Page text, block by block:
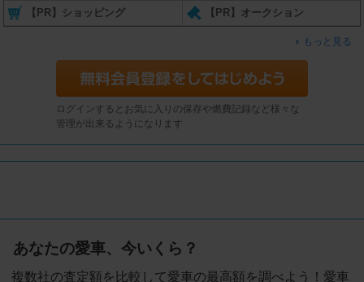
【PR】ショッピング 【PR】オークション
もっと見る
ログインするとお気に入りの保存や燃費記録など様々な
管理が出来るようになります
あなたの愛車、今いくら？
複数社の査定額を比較して愛車の最高額を調べよう！愛車